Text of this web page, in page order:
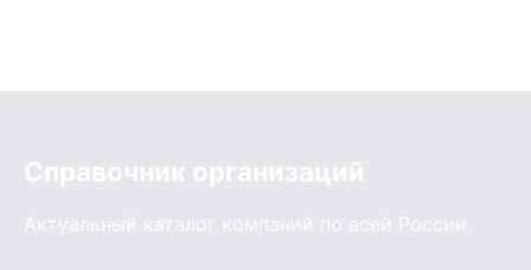
Справочник организаций
Актуальный каталог компаний по всей России